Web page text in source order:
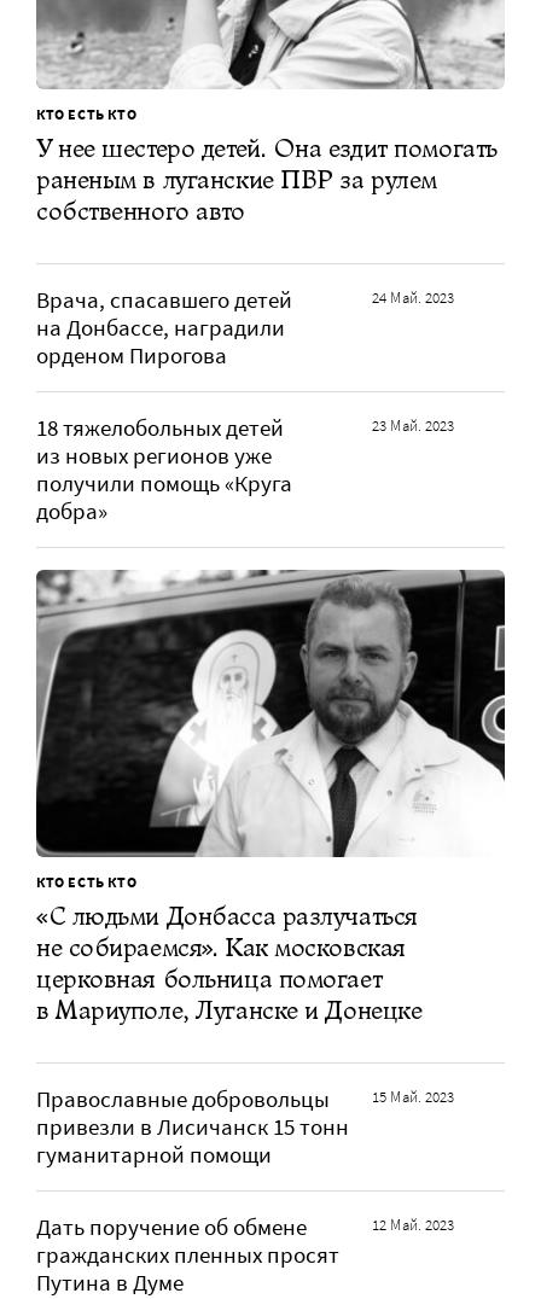
КТО ЕСТЬ КТО
У нее шестеро детей. Она ездит помогать
раненым в луганские ПВР за рулем
собственного авто
Врача, спасавшего детей
на Донбассе, наградили
орденом Пирогова
24 Май. 2023
18 тяжелобольных детей
из новых регионов уже
получили помощь «Круга
добра»
23 Май. 2023
КТО ЕСТЬ КТО
«С людьми Донбасса разлучаться
не собираемся». Как московская
церковная больница помогает
в Мариуполе, Луганске и Донецке
Православные добровольцы
привезли в Лисичанск 15 тонн
гуманитарной помощи
15 Май. 2023
Дать поручение об обмене
гражданских пленных просят
Путина в Думе
12 Май. 2023